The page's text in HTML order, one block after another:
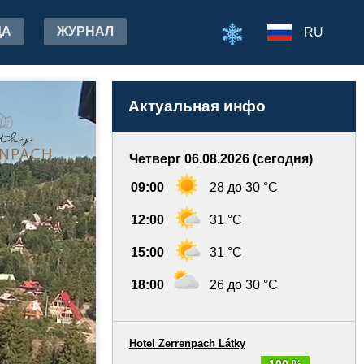
ЖУРНАЛ RU
Актуальная инфо
Четверг 06.08.2026 (сегодня)
09:00 28 до 30 °C
12:00 31 °C
15:00 31 °C
18:00 26 до 30 °C
Hotel Zerrenpach Látky